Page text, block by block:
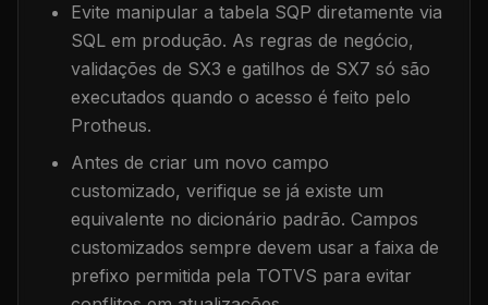
Evite manipular a tabela SQP diretamente via
SQL em produção. As regras de negócio,
validações de SX3 e gatilhos de SX7 só são
executados quando o acesso é feito pelo
Protheus.
Antes de criar um novo campo
customizado, verifique se já existe um
equivalente no dicionário padrão. Campos
customizados sempre devem usar a faixa de
prefixo permitida pela TOTVS para evitar